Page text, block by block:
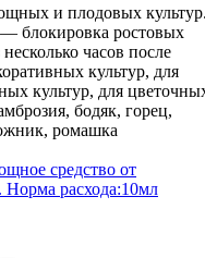
и плодовых культур..
блокировка ростовых
часов после
культур, для
культур, для цветочных
бодяк, горец,
ромашка
средство от
расхода:10мл